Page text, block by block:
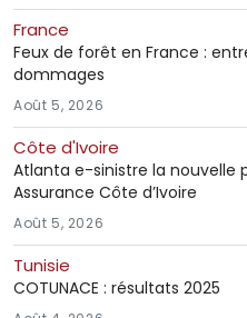
France
Feux de forêt en France :
dommages
Août 5, 2026
Côte d'Ivoire
Atlanta e-sinistre la nouvelle
Assurance Côte d’Ivoire
Août 5, 2026
Tunisie
COTUNACE : résultats 2025